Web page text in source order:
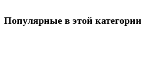
Популярные в этой категории